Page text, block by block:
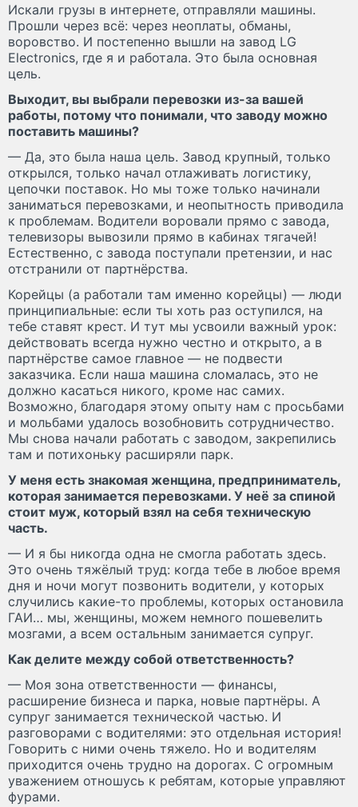
Искали грузы в интернете, отправляли машины.
Прошли через всё: через неоплаты, обманы,
воровство. И постепенно вышли на завод LG
Electronics, где я и работала. Это была основная
цель.
Выходит, вы выбрали перевозки из-за вашей
работы, потому что понимали, что заводу можно
поставить машины?
— Да, это была наша цель. Завод крупный, только
открылся, только начал отлаживать логистику,
цепочки поставок. Но мы тоже только начинали
заниматься перевозками, и неопытность приводила
к проблемам. Водители воровали прямо с завода,
телевизоры вывозили прямо в кабинах тягачей!
Естественно, с завода поступали претензии, и нас
отстранили от партнёрства.
Корейцы (а работали там именно корейцы) — люди
принципиальные: если ты хоть раз оступился, на
тебе ставят крест. И тут мы усвоили важный урок:
действовать всегда нужно честно и открыто, а в
партнёрстве самое главное — не подвести
заказчика. Если наша машина сломалась, это не
должно касаться никого, кроме нас самих.
Возможно, благодаря этому опыту нам с просьбами
и мольбами удалось возобновить сотрудничество.
Мы снова начали работать с заводом, закрепились
там и потихоньку расширяли парк.
У меня есть знакомая женщина, предприниматель,
которая занимается перевозками. У неё за спиной
стоит муж, который взял на себя техническую
часть.
— И я бы никогда одна не смогла работать здесь.
Это очень тяжёлый труд: когда тебе в любое время
дня и ночи могут позвонить водители, у которых
случились какие-то проблемы, которых остановила
ГАИ… мы, женщины, можем немного пошевелить
мозгами, а всем остальным занимается супруг.
Как делите между собой ответственность?
— Моя зона ответственности — финансы,
расширение бизнеса и парка, новые партнёры. А
супруг занимается технической частью. И
разговорами с водителями: это отдельная история!
Говорить с ними очень тяжело. Но и водителям
приходится очень трудно на дорогах. С огромным
уважением отношусь к ребятам, которые управляют
фурами.